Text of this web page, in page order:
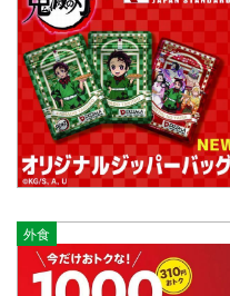
外食